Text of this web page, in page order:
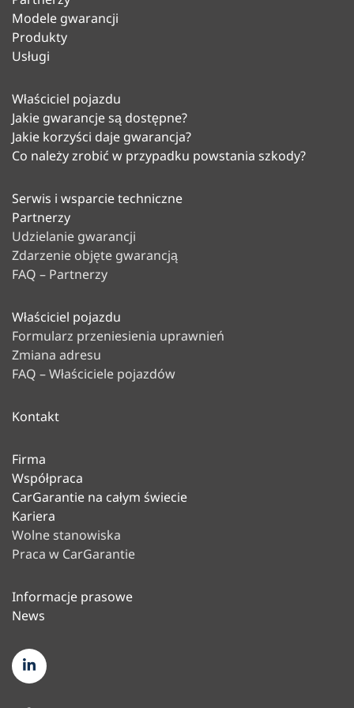
Modele gwarancji
Produkty
Usługi
Właściciel pojazdu
Jakie gwarancje są dostępne?
Jakie korzyści daje gwarancja?
Co należy zrobić w przypadku powstania szkody?
Serwis i wsparcie techniczne
Partnerzy
Udzielanie gwarancji
Zdarzenie objęte gwarancją
FAQ – Partnerzy
Właściciel pojazdu
Formularz przeniesienia uprawnień
Zmiana adresu
FAQ – Właściciele pojazdów
Kontakt
Firma
Współpraca
CarGarantie na całym świecie
Kariera
Wolne stanowiska
Praca w CarGarantie
Informacje prasowe
News